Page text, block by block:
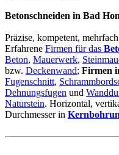
Betonschneiden in Bad
Präzise, kompetent,
Erfahrene Firmen für das
Beton, Mauerwerk,
bzw. Deckenwand; Firmen
Fugenschnitt,
Dehnungsfugen und
Naturstein. Horizontal,
Durchmesser in